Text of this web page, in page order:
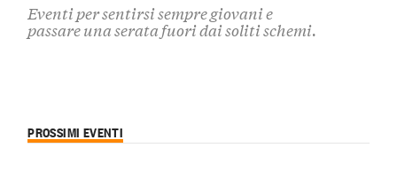
Eventi per sentirsi sempre giovani e
passare una serata fuori dai soliti schemi.
PROSSIMI EVENTI